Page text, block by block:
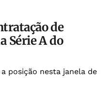
de
Série A do
posição nesta janela de